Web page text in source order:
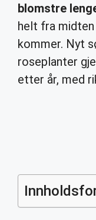
blomstre
helt fra
kommer. Nyt
roseplanter
etter år, med